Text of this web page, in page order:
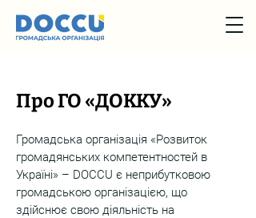
Про ГО «ДОККУ»
Громадська організація «Розвиток
громадянських компетентностей в
Україні» – DOCCU є неприбутковою
громадською організацією, що
здійснює свою діяльність на